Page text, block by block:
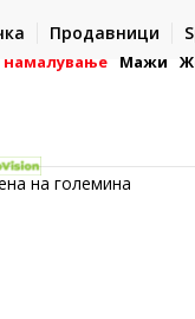
Продавници
во готово или со
Мажи
на големина